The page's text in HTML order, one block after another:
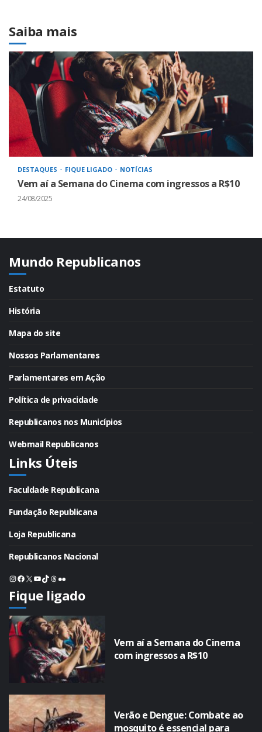
Saiba mais
DESTAQUES FIQUE LIGADO NOTÍCIAS
Vem aí a Semana do Cinema com ingressos a R$10
24/08/2025
Mundo Republicanos
Estatuto
História
Mapa do site
Nossos Parlamentares
Parlamentares em Ação
Política de privacidade
Republicanos nos Municípios
Webmail Republicanos
Links Úteis
Faculdade Republicana
Fundação Republicana
Loja Republicana
Republicanos Nacional
Instagram
Facebook
X Youtube
TikTok
Threads
Flickr
Fique ligado
Vem aí a Semana do Cinema
com ingressos a R$10
Verão e Dengue: Combate ao
mosquito é essencial para